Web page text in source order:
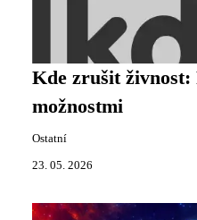
Kde zrušit živnost:
možnostmi
Ostatní
23. 05. 2026